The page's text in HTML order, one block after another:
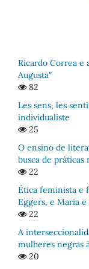
Ricardo Correa e
Augusta”
82
Les sens, les
individualiste
25
O ensino de
busca de práticas
22
Ética feminista e
Eggers, e Maria e
22
A
mulheres negras
20